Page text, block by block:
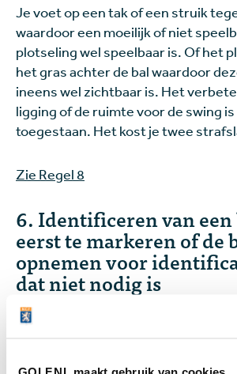
Je voet op een tak of een struik
waardoor een moeilijk of niet
plotseling wel speelbaar is. Of het
het gras achter de bal waardoor
ineens wel zichtbaar is. Het
ligging of de ruimte voor de swing
toegestaan. Het kost je twee
Zie Regel 8
6. Identificeren van
eerst te markeren of de
opnemen voor
dat niet nodig is
Als jij je bal opneemt wanneer het
noodzakelijk is om hem te
bal schoonmaakt wanneer dat niet